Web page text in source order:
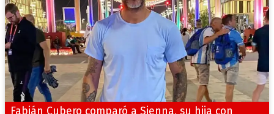
Fabián Cubero comparó a Sienna, su hija con